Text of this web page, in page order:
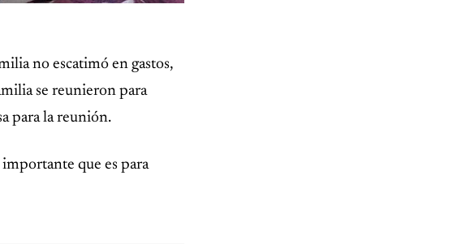
no escatimó en gastos,
se reunieron para
para la reunión.
que es para